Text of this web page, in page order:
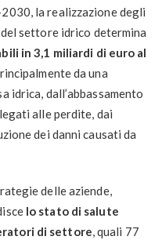
la realizzazione degli
settore idrico determina
in 3,1 miliardi di euro al
da una
idrica, dall’abbassamento
alle perdite, dai
dei danni causati da
delle aziende,
lo stato di salute
di settore, quali 77